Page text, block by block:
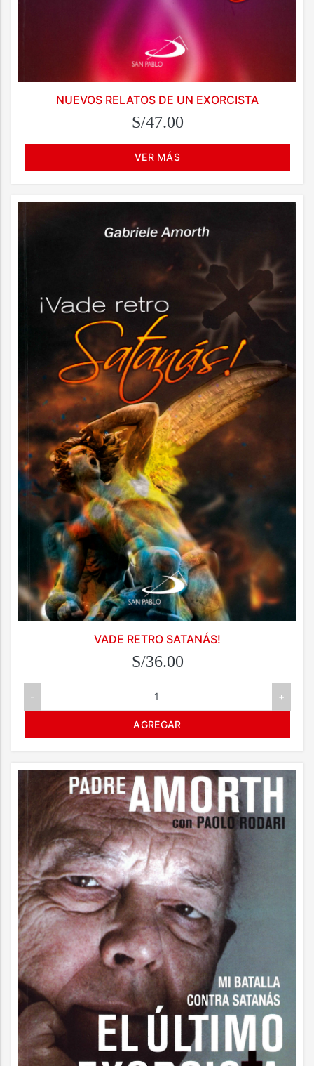
NUEVOS RELATOS DE UN EXORCISTA
S/47.00
VER MÁS
VADE RETRO SATANÁS!
S/36.00
- +
AGREGAR